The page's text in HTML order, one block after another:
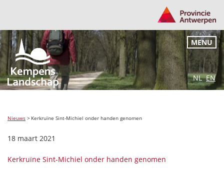
NL EN
MENU
Nieuws > Kerkruïne Sint-Michiel onder handen genomen
18 maart 2021
Kerkruïne Sint-Michiel onder handen genomen